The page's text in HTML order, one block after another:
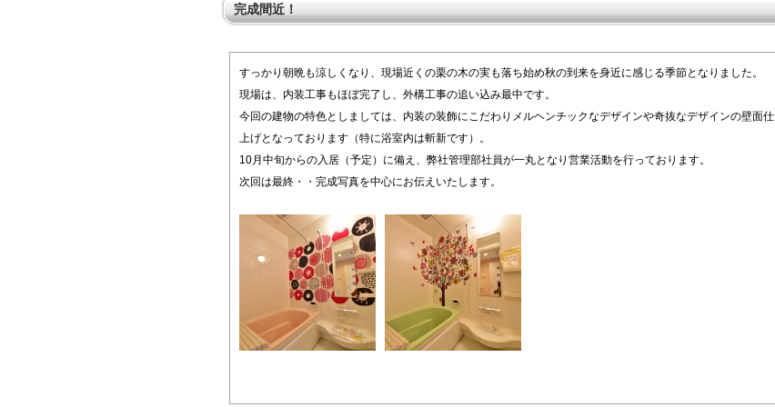
完成間近！
すっかり朝晩も涼しくなり、現場近くの栗の木の実も落ち始め秋の到来を身近に感じる季節となりました。
現場は、内装工事もほぼ完了し、外構工事の追い込み最中です。
今回の建物の特色としましては、内装の装飾にこだわりメルヘンチックなデザインや奇抜なデザインの壁面仕
上げとなっております（特に浴室内は斬新です）。
10月中旬からの入居（予定）に備え、弊社管理部社員が一丸となり営業活動を行っております。
次回は最終・・完成写真を中心にお伝えいたします。